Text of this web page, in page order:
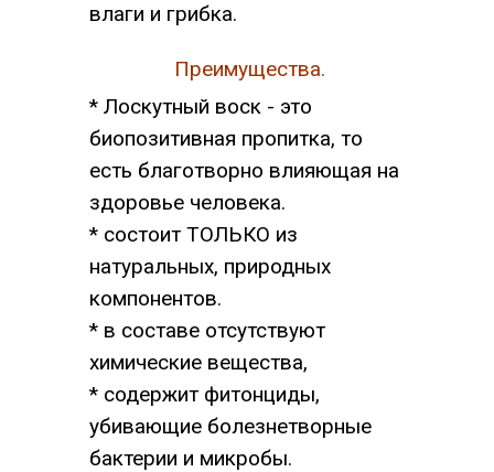
влаги и грибка.
Преимущества.
* Лоскутный воск - это
биопозитивная пропитка, то
есть благотворно влияющая на
здоровье человека.
* состоит ТОЛЬКО из
натуральных, природных
компонентов.
* в составе отсутствуют
химические вещества,
* содержит фитонциды,
убивающие болезнетворные
бактерии и микробы.